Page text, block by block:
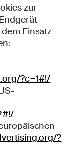
zur
Einsatz
?c=1#!/
?